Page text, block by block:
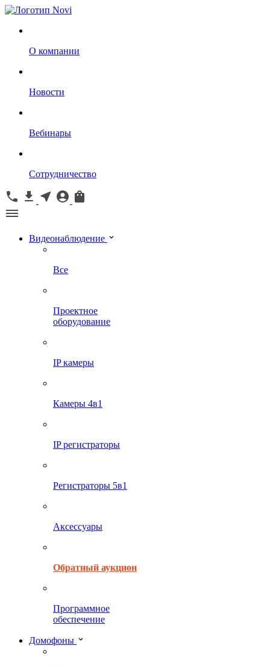
О компании
Новости
Вебинары
Сотрудничество
Видеонаблюдение
Все
Проектное
оборудование
IP камеры
Камеры 4в1
IP регистраторы
Регистраторы 5в1
Аксессуары
Обратный аукцион
Программное
обеспечение
Домофоны